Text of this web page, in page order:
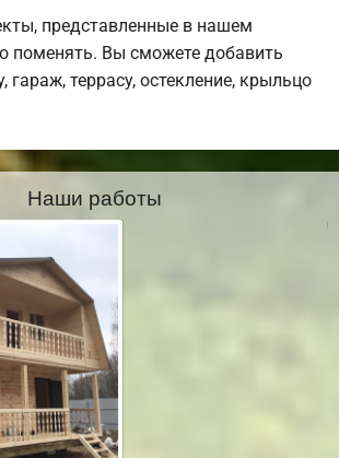
представленные в нашем
поменять. Вы сможете добавить
гараж, террасу, остекление, крыльцо
Наши работы